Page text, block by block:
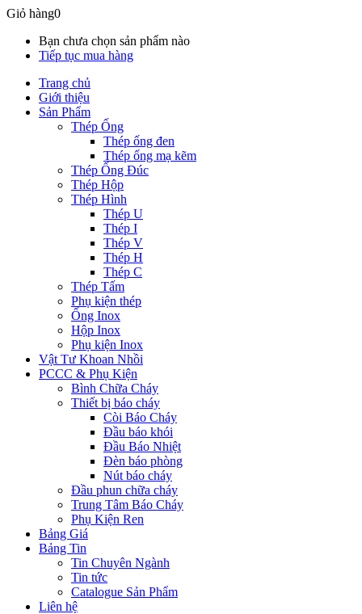
Giỏ hàng0
Bạn chưa chọn sản phẩm nào
Tiếp tục mua hàng
Trang chủ
Giới thiệu
Sản Phẩm
Thép Ống
Thép ống đen
Thép ống mạ kẽm
Thép Ống Đúc
Thép Hộp
Thép Hình
Thép U
Thép I
Thép V
Thép H
Thép C
Thép Tấm
Phụ kiện thép
Ống Inox
Hộp Inox
Phụ kiện Inox
Vật Tư Khoan Nhồi
PCCC & Phụ Kiện
Bình Chữa Cháy
Thiết bị báo cháy
Còi Báo Cháy
Đầu báo khói
Đầu Báo Nhiệt
Đèn báo phòng
Nút báo cháy
Đầu phun chữa cháy
Trung Tâm Báo Cháy
Phụ Kiện Ren
Bảng Giá
Bảng Tin
Tin Chuyên Ngành
Tin tức
Catalogue Sản Phẩm
Liên hệ